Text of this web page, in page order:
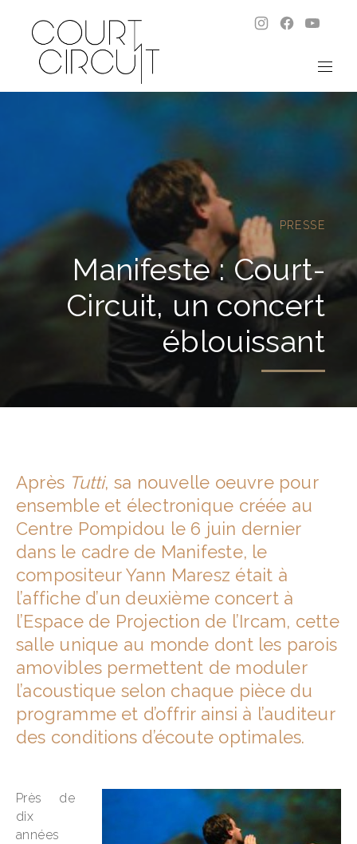
New Window
NewNew
PRESSE
Manifeste : Court-
Circuit, un concert
éblouissant
Après Tutti, sa nouvelle oeuvre pour
ensemble et électronique créée au
Centre Pompidou le 6 juin dernier
dans le cadre de Manifeste, le
compositeur Yann Maresz était à
l’affiche d’un deuxième concert à
l’Espace de Projection de l’Ircam, cette
salle unique au monde dont les parois
amovibles permettent de moduler
l’acoustique selon chaque pièce du
programme et d’offrir ainsi à l’auditeur
des conditions d’écoute optimales.
Près de
dix
années